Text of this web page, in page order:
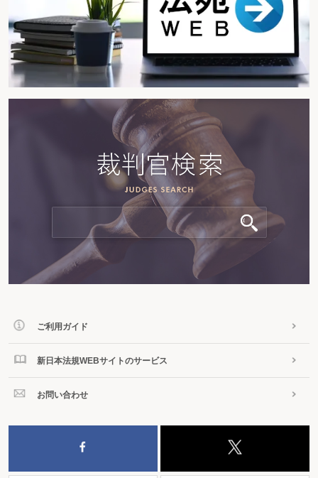
ご利用ガイド
新日本法規WEBサイトのサービス
お問い合わせ